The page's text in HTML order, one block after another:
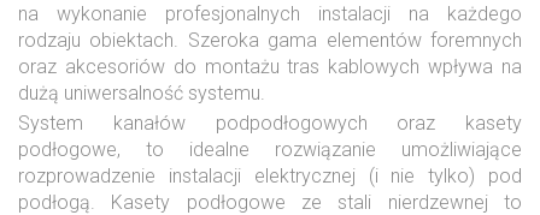
na wykonanie profesjonalnych instalacji na każdego
rodzaju obiektach. Szeroka gama elementów foremnych
oraz akcesoriów do montażu tras kablowych wpływa na
dużą uniwersalność systemu.
System kanałów podpodłogowych oraz kasety
podłogowe, to idealne rozwiązanie umożliwiające
rozprowadzenie instalacji elektrycznej (i nie tylko) pod
podłogą. Kasety podłogowe ze stali nierdzewnej to